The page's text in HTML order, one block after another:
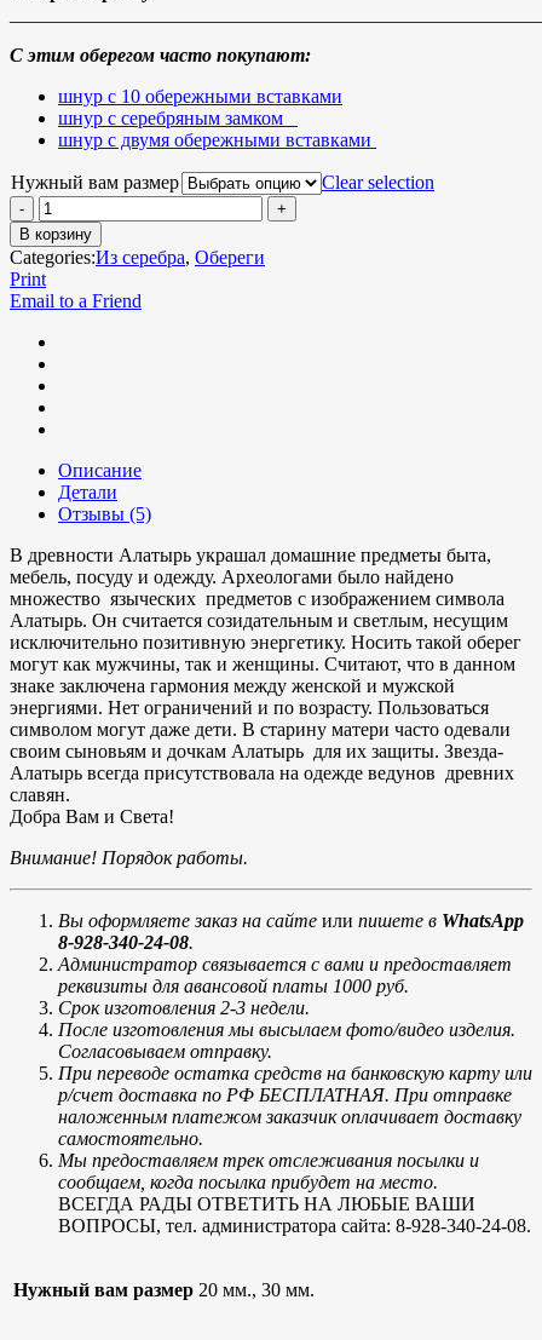
С этим оберегом часто покупают:
шнур с 10 обережными вставками
шнур с серебряным замком
шнур с двумя обережными вставками
Нужный вам размер Clear selection
В корзину
Categories:Из серебра, Обереги
Print
Email to a Friend
Описание
Детали
Отзывы (5)
В древности Алатырь украшал домашние предметы быта,
мебель, посуду и одежду. Археологами было найдено
множество языческих предметов с изображением символа
Алатырь. Он считается созидательным и светлым, несущим
исключительно позитивную энергетику. Носить такой оберег
могут как мужчины, так и женщины. Считают, что в данном
знаке заключена гармония между женской и мужской
энергиями. Нет ограничений и по возрасту. Пользоваться
символом могут даже дети. В старину матери часто одевали
своим сыновьям и дочкам Алатырь для их защиты. Звезда-
Алатырь всегда присутствовала на одежде ведунов древних
славян.
Добра Вам и Света!
Внимание! Порядок работы.
Вы оформляете заказ на сайте или пишете в WhatsApp
8-928-340-24-08.
Администратор связывается с вами и предоставляет
реквизиты для авансовой платы 1000 руб.
Срок изготовления 2-3 недели.
После изготовления мы высылаем фото/видео изделия.
Согласовываем отправку.
При переводе остатка средств на банковскую карту или
р/счет доставка по РФ БЕСПЛАТНАЯ. При отправке
наложенным платежом заказчик оплачивает доставку
самостоятельно.
Мы предоставляем трек отслеживания посылки и
сообщаем, когда посылка прибудет на место.
ВСЕГДА РАДЫ ОТВЕТИТЬ НА ЛЮБЫЕ ВАШИ
ВОПРОСЫ, тел. администратора сайта: 8-928-340-24-08.
Нужный вам размер 20 мм., 30 мм.